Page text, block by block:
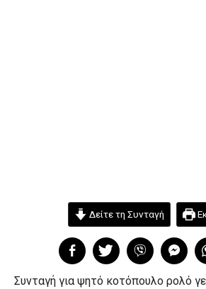
Δείτε τη Συνταγή
Συνταγή για ψητό κοτόπουλο ρολό